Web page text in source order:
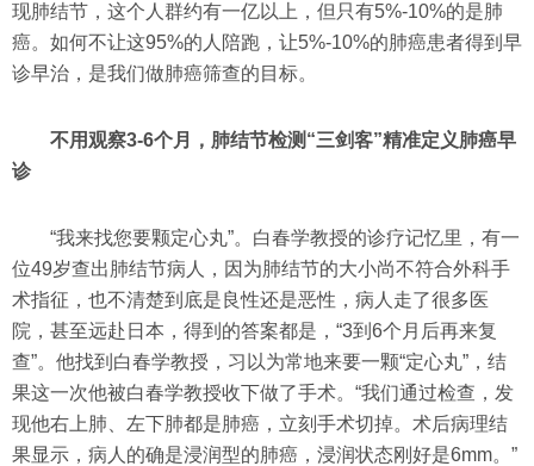
现肺结节，这个人群约有一亿以上，但只有5%-10%的是肺
癌。如何不让这95%的人陪跑，让5%-10%的肺癌患者得到早
诊早治，是我们做肺癌筛查的目标。
不用观察3-6个月，肺结节检测“三剑客”精准定义肺癌早
诊
“我来找您要颗定心丸”。白春学教授的诊疗记忆里，有一
位49岁查出肺结节病人，因为肺结节的大小尚不符合外科手
术指征，也不清楚到底是良性还是恶性，病人走了很多医
院，甚至远赴日本，得到的答案都是，“3到6个月后再来复
查”。他找到白春学教授，习以为常地来要一颗“定心丸”，结
果这一次他被白春学教授收下做了手术。“我们通过检查，发
现他右上肺、左下肺都是肺癌，立刻手术切掉。术后病理结
果显示，病人的确是浸润型的肺癌，浸润状态刚好是6mm。”